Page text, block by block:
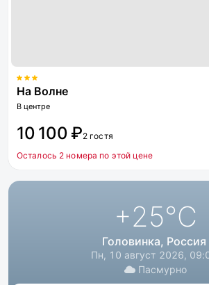
На Волне
В центре
10 100 ₽2 гостя
Осталось 2 номера по этой цене
+25°C
Головинка, Россия
Пн, 10 август 2026,
Пасмурно